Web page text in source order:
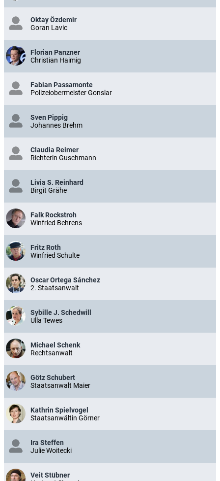
Oktay Özdemir
Goran Lavic
Florian Panzner
Christian Haimig
Fabian Passamonte
Polizeiobermeister Gonslar
Sven Pippig
Johannes Brehm
Claudia Reimer
Richterin Guschmann
Livia S. Reinhard
Birgit Grähe
Falk Rockstroh
Winfried Behrens
Fritz Roth
Winfried Schulte
Oscar Ortega Sánchez
2. Staatsanwalt
Sybille J. Schedwill
Ulla Tewes
Michael Schenk
Rechtsanwalt
Götz Schubert
Staatsanwalt Maier
Kathrin Spielvogel
Staatsanwältin Görner
Ira Steffen
Julie Woitecki
Veit Stübner